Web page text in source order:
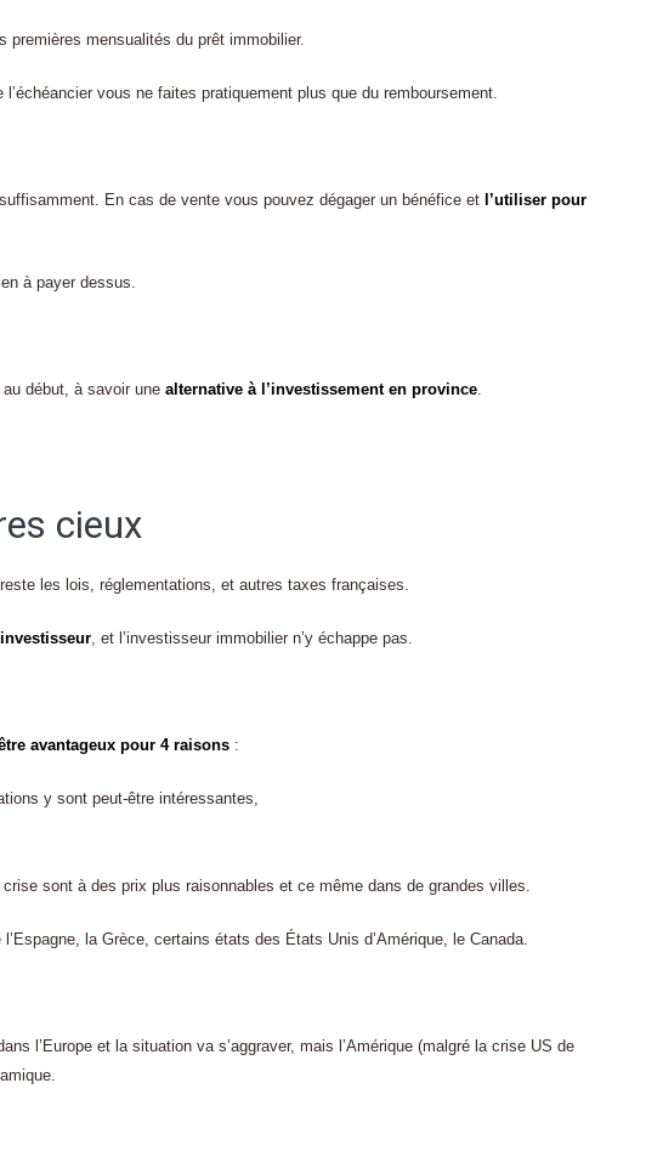
premières mensualités du prêt immobilier.
vous ne faites pratiquement plus que du remboursement.
En cas de vente vous pouvez dégager un bénéfice et l’utiliser pour
à payer dessus.
début, à savoir une alternative à l’investissement en province
cieux
les lois, réglementations, et autres taxes françaises.
, et l’investisseur immobilier n’y échappe pas.
avantageux pour 4 raisons :
y sont peut-être intéressantes,
sont à des prix plus raisonnables et ce même dans de grandes villes.
la Grèce, certains états des États Unis d’Amérique, le Canada.
l’Europe et la situation va s’aggraver, mais l’Amérique (malgré la crise US de